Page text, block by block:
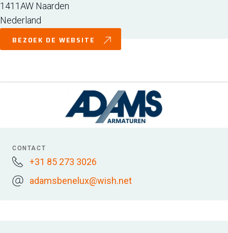
1411AW Naarden
Nederland
BEZOEK DE WEBSITE
CONTACT
+31 85 273 3026
adamsbenelux@wish.net